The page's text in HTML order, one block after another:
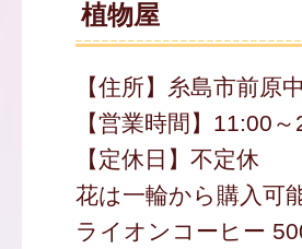
植物屋
【住所】糸島市前原
【営業時間】11:00
【定休日】不定休
花は一輪から購入可
ライオンコーヒー